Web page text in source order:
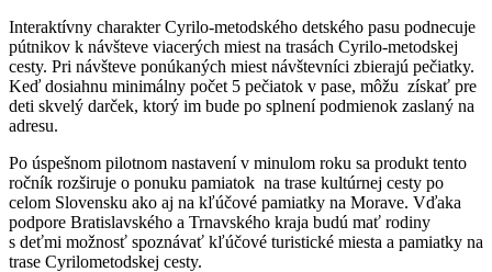
Interaktívny charakter Cyrilo-metodského detského pasu podnecuje
pútnikov k návšteve viacerých miest na trasách Cyrilo-metodskej
cesty. Pri návšteve ponúkaných miest návštevníci zbierajú pečiatky.
Keď dosiahnu minimálny počet 5 pečiatok v pase, môžu získať pre
deti skvelý darček, ktorý im bude po splnení podmienok zaslaný na
adresu.
Po úspešnom pilotnom nastavení v minulom roku sa produkt tento
ročník rozširuje o ponuku pamiatok na trase kultúrnej cesty po
celom Slovensku ako aj na kľúčové pamiatky na Morave. Vďaka
podpore Bratislavského a Trnavského kraja budú mať rodiny
s deťmi možnosť spoznávať kľúčové turistické miesta a pamiatky na
trase Cyrilometodskej cesty.